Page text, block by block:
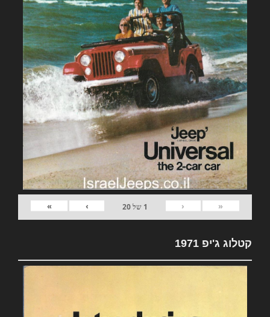
«
‹
1 של20
›
»
קטלוג ג'יפ 1971